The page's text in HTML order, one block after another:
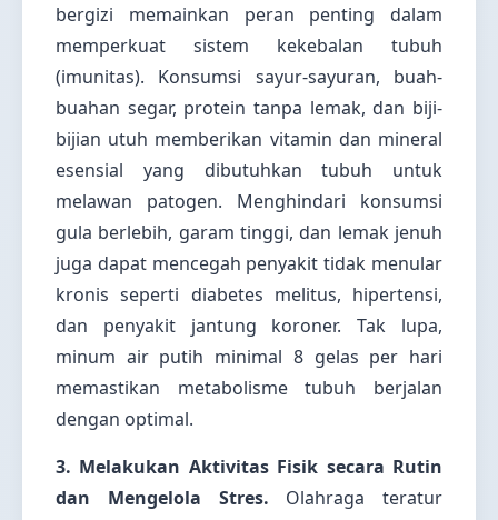
bergizi memainkan peran penting dalam
memperkuat sistem kekebalan tubuh
(imunitas). Konsumsi sayur-sayuran, buah-
buahan segar, protein tanpa lemak, dan biji-
bijian utuh memberikan vitamin dan mineral
esensial yang dibutuhkan tubuh untuk
melawan patogen. Menghindari konsumsi
gula berlebih, garam tinggi, dan lemak jenuh
juga dapat mencegah penyakit tidak menular
kronis seperti diabetes melitus, hipertensi,
dan penyakit jantung koroner. Tak lupa,
minum air putih minimal 8 gelas per hari
memastikan metabolisme tubuh berjalan
dengan optimal.
3. Melakukan Aktivitas Fisik secara Rutin
dan Mengelola Stres. Olahraga teratur